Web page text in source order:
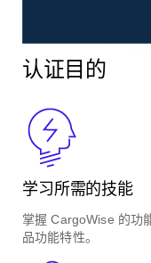
认证目的
学习所需的技能
掌握 CargoWise 的功
品功能特性。